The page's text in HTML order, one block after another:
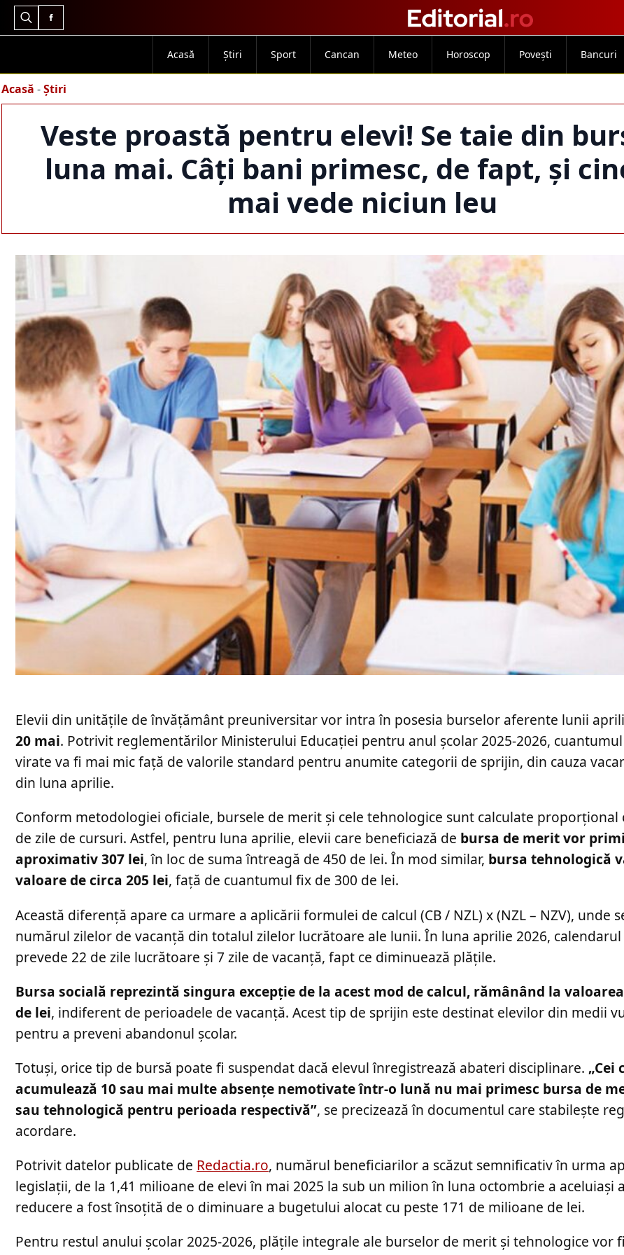
Search
Acasă Știri Sport Cancan Meteo Horoscop Povești Bancuri
Acasă -Știri
Veste proastă pentru elevi! Se taie din
luna mai. Câți bani primesc, de fapt, și
mai vede niciun leu
Elevii din unitățile de învățământ preuniversitar vor intra în posesia burselor aferente lunii
20 mai. Potrivit reglementărilor Ministerului Educației pentru anul școlar 2025-2026,
virate va fi mai mic față de valorile standard pentru anumite categorii de sprijin, din cauza
din luna aprilie.
Conform metodologiei oficiale, bursele de merit și cele tehnologice sunt calculate proporțional
de zile de cursuri. Astfel, pentru luna aprilie, elevii care beneficiază de bursa de merit vor primi
aproximativ 307 lei, în loc de suma întreagă de 450 de lei. În mod similar, bursa tehnologică
valoare de circa 205 lei, față de cuantumul fix de 300 de lei.
Această diferență apare ca urmare a aplicării formulei de calcul (CB / NZL) x (NZL – NZV), unde
numărul zilelor de vacanță din totalul zilelor lucrătoare ale lunii. În luna aprilie 2026, calendarul
prevede 22 de zile lucrătoare și 7 zile de vacanță, fapt ce diminuează plățile.
Bursa socială reprezintă singura excepție de la acest mod de calcul, rămânând la
de lei, indiferent de perioadele de vacanță. Acest tip de sprijin este destinat elevilor din medii
pentru a preveni abandonul școlar.
Totuși, orice tip de bursă poate fi suspendat dacă elevul înregistrează abateri disciplinare. „Cei
acumulează 10 sau mai multe absențe nemotivate într-o lună nu mai primesc bursa de
sau tehnologică pentru perioada respectivă”, se precizează în documentul care stabilește
acordare.
Potrivit datelor publicate de Redactia.ro, numărul beneficiarilor a scăzut semnificativ în urma
legislații, de la 1,41 milioane de elevi în mai 2025 la sub un milion în luna octombrie a aceluiași
reducere a fost însoțită de o diminuare a bugetului alocat cu peste 171 de milioane de lei.
Pentru restul anului școlar 2025-2026, plățile integrale ale burselor de merit și tehnologice vor